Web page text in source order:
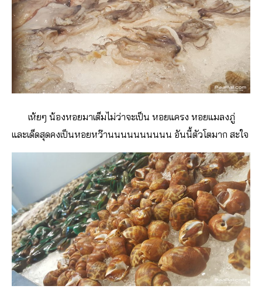
เห้ยๆ น้องหอยมาเต็มไม่ว่าจะเป็น หอยแครง หอยแมลงภู่
และเด็ดสุดคงเป็นหอยหว๊านนนนนนนนนน อันนี้ตัวโตมาก สะใจ